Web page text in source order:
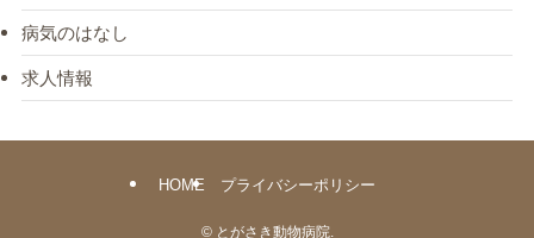
病気のはなし
求人情報
HOME プライバシーポリシー
©とがさき動物病院.